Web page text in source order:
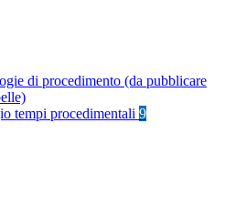
di procedimento (da pubblicare
tempi procedimentali 9